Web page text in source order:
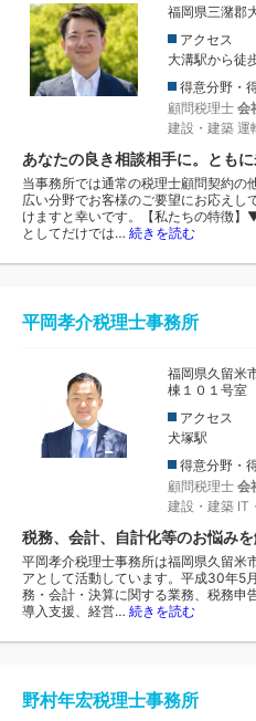
福岡県三潴郡
アクセス
大溝駅から徒
得意分野・
顧問税理士 会
建設・建築 運
あなたの良き相談相手に。ともに
当事務所では通常の税理士顧問契約の
広い分野でお客様のご要望にお応えし
けますと幸いです。【私たちの特徴
としてだけでは… 続きを読む
平岡孝介税理士事務所
福岡県久留米
棟１０１号室
アクセス
犬塚駅
得意分野・
顧問税理士 会
建設・建築 IT
税務、会計、自計化等のお悩み
平岡孝介税理士事務所は福岡県久留米
アとして活動しています。平成30年5
務・会計・決算に関する業務、税務申
導入支援、経営… 続きを読む
野村年宏税理士事務所